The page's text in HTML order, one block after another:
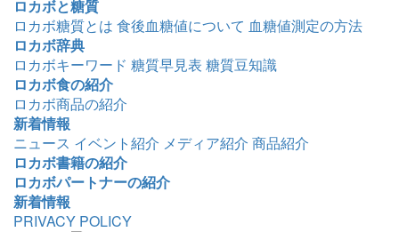
ロカボと糖質
ロカボ糖質とは 食後血糖値について 血糖値測定の方法
ロカボ辞典
ロカボキーワード 糖質早見表 糖質豆知識
ロカボ食の紹介
ロカボ商品の紹介
新着情報
ニュース イベント紹介 メディア紹介 商品紹介
ロカボ書籍の紹介
ロカボパートナーの紹介
新着情報
PRIVACY POLICY